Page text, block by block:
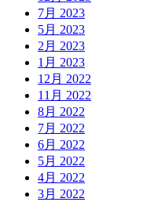
7月 2023
5月 2023
2月 2023
1月 2023
12月 2022
11月 2022
8月 2022
7月 2022
6月 2022
5月 2022
4月 2022
3月 2022